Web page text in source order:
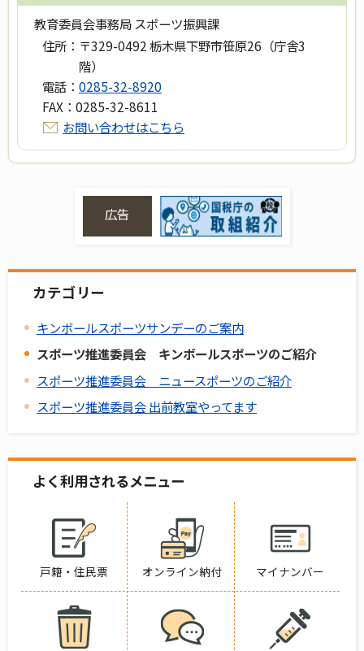
教育委員会事務局 スポーツ振興課
住所： 〒329-0492 栃木県下野市笹原26（庁舎3
階）
電話： 0285-32-8920
FAX： 0285-32-8611
お問い合わせはこちら
広告
カテゴリー
キンボールスポーツサンデーのご案内
スポーツ推進委員会 キンボールスポーツのご紹介
スポーツ推進委員会 ニュースポーツのご紹介
スポーツ推進委員会 出前教室やってます
よく利用されるメニュー
戸籍・住民票 オンライン納付 マイナンバー